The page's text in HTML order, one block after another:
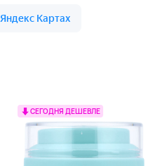
СЕГОДНЯ ДЕШЕВЛЕ